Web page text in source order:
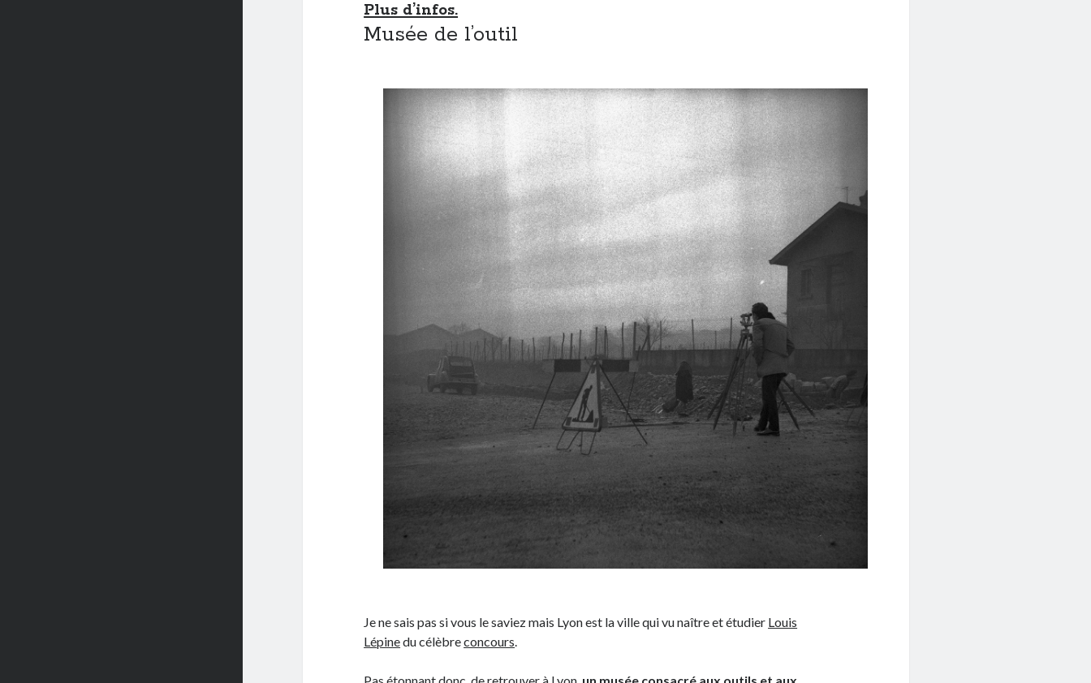
Plus d’infos.
Musée de l’outil
Je ne sais pas si vous le saviez mais Lyon est la ville qui vu naître et étudier Louis
Lépinedu célèbreconcours